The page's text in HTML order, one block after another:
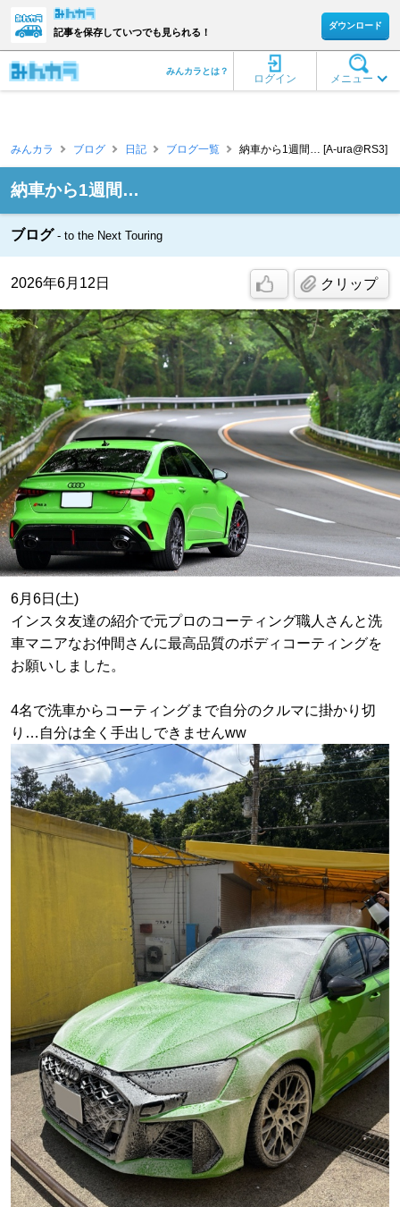
記事を保存していつでも見られる！
ダウンロード
メニュー
ログイン
みんカラとは？
みんカラ ブログ 日記 ブログ一覧 納車から1週間… [A-ura@RS3]
納車から1週間…
ブログ to the Next Touring
2026年6月12日 クリップ
6月6日(土)
インスタ友達の紹介で元プロのコーティング職人さんと洗
車マニアなお仲間さんに最高品質のボディコーティングを
お願いしました。
4名で洗車からコーティングまで自分のクルマに掛かり切
り…自分は全く手出しできませんww